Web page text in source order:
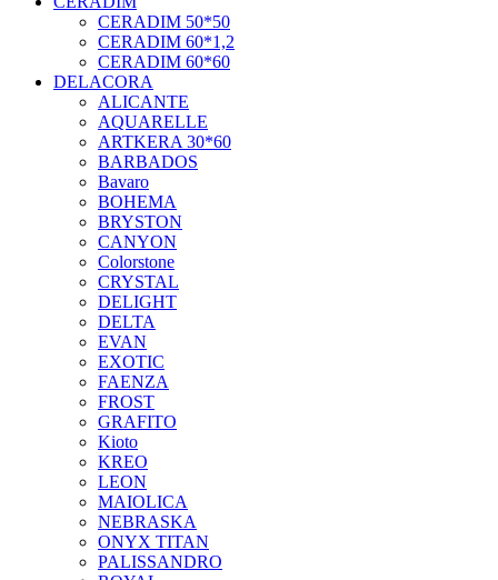
CERADIM 50*50
CERADIM 60*1,2
CERADIM 60*60
DELACORA
ALICANTE
AQUARELLE
ARTKERA 30*60
BARBADOS
Bavaro
BOHEMA
BRYSTON
CANYON
Colorstone
CRYSTAL
DELIGHT
DELTA
EVAN
EXOTIC
FAENZA
FROST
GRAFITO
Kioto
KREO
LEON
MAIOLICA
NEBRASKA
ONYX TITAN
PALISSANDRO